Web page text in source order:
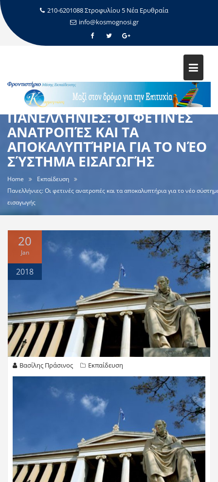
210-6201088 Στροφυλίου 5 Νέα Ερυθραία
info@kosmognosi.gr
ΠΑΝΕΛΛΉΝΙΕΣ: ΟΙ ΦΕΤΙΝΈΣ
ΑΝΑΤΡΟΠΈΣ ΚΑΙ ΤΑ
ΑΠΟΚΑΛΥΠΤΉΡΙΑ ΓΙΑ ΤΟ ΝΈΟ
ΣΎΣΤΗΜΑ ΕΙΣΑΓΩΓΉΣ
Home
Εκπαίδευση
Πανελλήνιες: Οι φετινές ανατροπές και τα αποκαλυπτήρια για το νέο
εισαγωγής
20
Jan
2018
Βασίλης Πράσινος Εκπαίδευση